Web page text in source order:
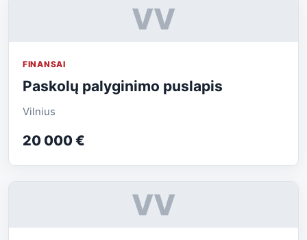
VV
FINANSAI
Paskolų palyginimo puslapis
Vilnius
20 000 €
VV